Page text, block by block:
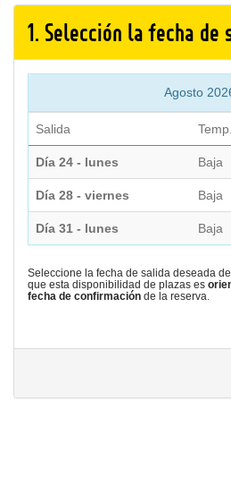
1. Selección la fecha de
Agosto
Salida Temp.
Día 24 - lunes Baja
Día 28 - viernes Baja
Día 31 - lunes Baja
Seleccione la fecha de salida deseada
que esta disponibilidad de plazas es
fecha de confirmación de la reserva.